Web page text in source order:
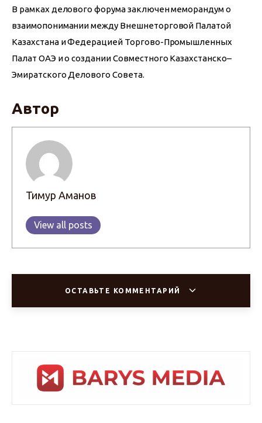
В рамках делового форума заключен меморандум о
взаимопонимании между Внешнеторговой Палатой
Казахстана и Федерацией Торгово-Промышленных
Палат ОАЭ и о создании Совместного Казахстанско–
Эмиратского Делового Совета.
Автор
Тимур Аманов
View all posts
ОСТАВЬТЕ КОММЕНТАРИЙ